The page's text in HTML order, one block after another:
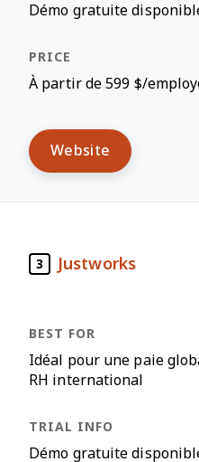
Démo gratuite
À partir de 599 $/
Website
3 Justworks
Idéal pour une paie
RH international
Démo gratuite